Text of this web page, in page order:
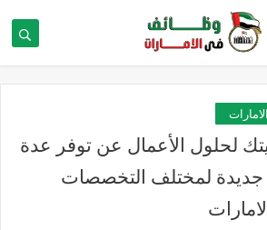
لحلول الأعمال عن توفر عدة
لمختلف التخصصات